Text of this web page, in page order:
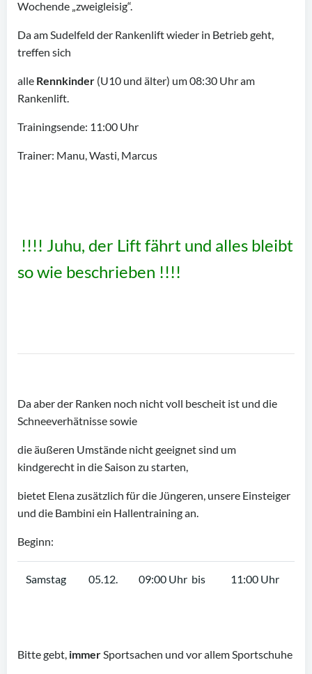
Wochende „zweigleisig“.
Da am Sudelfeld der Rankenlift wieder in Betrieb geht,
treffen sich
alle Rennkinder (U10 und älter) um 08:30 Uhr am
Rankenlift.
Trainingsende: 11:00 Uhr
Trainer: Manu, Wasti, Marcus
!!!! Juhu, der Lift fährt und alles bleibt
so wie beschrieben !!!!
Da aber der Ranken noch nicht voll bescheit ist und die
Schneeverhätnisse sowie
die äußeren Umstände nicht geeignet sind um
kindgerecht in die Saison zu starten,
bietet Elena zusätzlich für die Jüngeren, unsere Einsteiger
und die Bambini ein Hallentraining an.
Beginn:
Samstag 05.12. 09:00 Uhr bis 11:00 Uhr
Bitte gebt, immerSportsachen und vor allem Sportschuhe